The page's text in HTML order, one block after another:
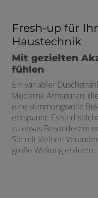
Fresh-up für
Haustechnik
Mit gezielten
fühlen
Ein variabler
Moderne Armaturen,
eine stimmungsvolle
entspannt. Es sind
zu etwas Besonderem
Sie mit kleinen
große Wirkung erzielen.